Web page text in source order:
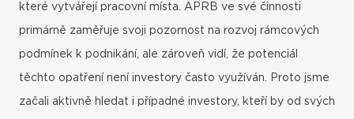
které vytvářejí pracovní místa. APRB ve své činnosti
primárně zaměřuje svoji pozornost na rozvoj rámcových
podmínek k podnikání, ale zároveň vidí, že potenciál
těchto opatření není investory často využíván. Proto jsme
začali aktivně hledat i případné investory, kteří by od svých